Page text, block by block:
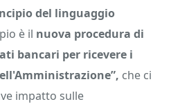
del linguaggio
è il nuova procedura di
bancari per ricevere i
che ci
impatto sulle